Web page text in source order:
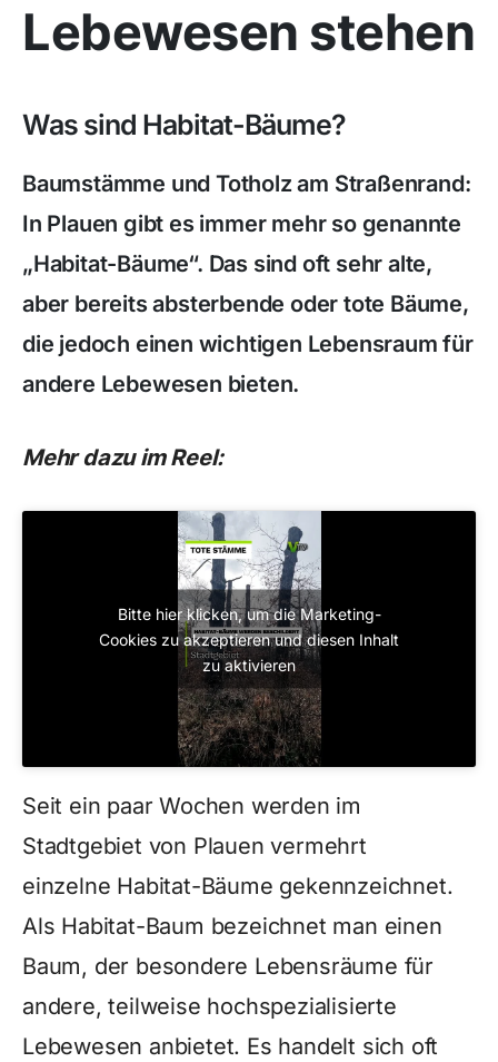
Lebewesen stehen
Was sind Habitat-Bäume?
Baumstämme und Totholz am Straßenrand:
In Plauen gibt es immer mehr so genannte
„Habitat-Bäume“. Das sind oft sehr alte,
aber bereits absterbende oder tote Bäume,
die jedoch einen wichtigen Lebensraum für
andere Lebewesen bieten.
Mehr dazu im Reel:
Bitte hier klicken, um die Marketing-
Cookies zu akzeptieren und diesen Inhalt
zu aktivieren
Seit ein paar Wochen werden im
Stadtgebiet von Plauen vermehrt
einzelne Habitat-Bäume gekennzeichnet.
Als Habitat-Baum bezeichnet man einen
Baum, der besondere Lebensräume für
andere, teilweise hochspezialisierte
Lebewesen anbietet. Es handelt sich oft